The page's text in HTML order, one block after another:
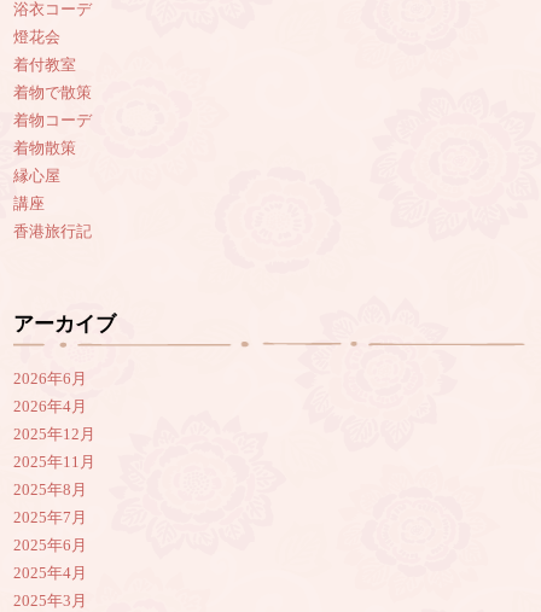
浴衣コーデ
燈花会
着付教室
着物で散策
着物コーデ
着物散策
縁心屋
講座
香港旅行記
アーカイブ
2026年6月
2026年4月
2025年12月
2025年11月
2025年8月
2025年7月
2025年6月
2025年4月
2025年3月